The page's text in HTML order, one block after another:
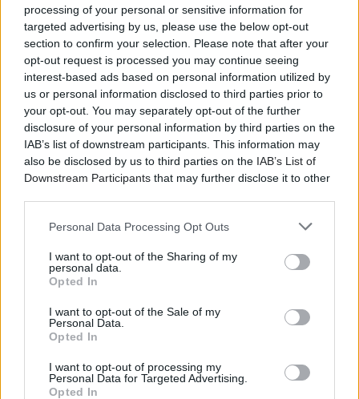
processing of your personal or sensitive information for
targeted advertising by us, please use the below opt-out
section to confirm your selection. Please note that after your
opt-out request is processed you may continue seeing
interest-based ads based on personal information utilized by
us or personal information disclosed to third parties prior to
your opt-out. You may separately opt-out of the further
disclosure of your personal information by third parties on the
IAB’s list of downstream participants. This information may
also be disclosed by us to third parties on the IAB’s List of
Downstream Participants that may further disclose it to other
Personal Data Processing Opt Outs
I want to opt-out of the Sharing of my
personal data.
Opted In
I want to opt-out of the Sale of my
Personal Data.
Opted In
I want to opt-out of processing my
Personal Data for Targeted Advertising.
Opted In
Ένα πρόγραμμα γεμάτο από αγαπημένα τραγούδια,
απρόσμενες διασκευές, αυτοσχεδιασμό και
επικοινωνία.
Μια ηλεκτρική γιορτή μέσα στα δύσκολα της εποχής
μας, μια ολοζώντανη επιβεβαίωση της σχέσης μεταξύ
των μουσικών και του κοινού, μια πολύτιμη μοιρασιά
ψυχής που όλοι χρειαζόμαστε.
Δεν νοσταλγούμε το παρελθόν, ζητούμε το παρόν!
Συντελεστές
Σταύρος Λάντσιας: πλήκτρα
Μιλτιάδης Παπαστάμου: ηλεκτρικό βιολί
Γιώτης Κιουρτσόγλου: ηλεκτρικό μπάσο
Μιχάλης Καπηλίδης: τύμπανα
Αλκίνοος Ιωαννίδης: ηλεκτρική κιθάρα, φωνή